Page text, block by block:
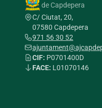
de Capdepera
C/ Ciutat, 20,
07580 Capdepera
971 56 30 52
CIF: P0701400D
FACE: L01070146